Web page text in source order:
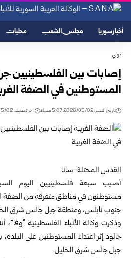
أخبار سوريا مجلس الشعب محليات
دولي
إصابات بين الفلسطينيين
المستوطنين في الضفة
تاريخ النشر: 2026/05/02 5:07 مساءً اخر تحديث: 2026/05/02 5:07 مساءً
القدس المحتلة-سانا
أصيب سبعة فلسطينيين اليوم
مستوطنون في مناطق متفرقة من الضفة
جنوب نابلس، ومنطقة جبل جالس شرق
وذكرت وكالة الأنباء الفلسطينية
جالود إثر اعتداء المستوطنين على
جبل جالس شرق الخليل.